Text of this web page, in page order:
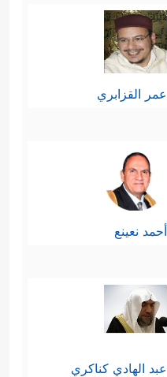
عمر القزابري
أحمد نعينع
عبد الهادي كناكري